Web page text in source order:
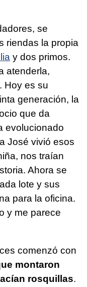
se
riendas la propia
y dos primos.
atenderla,
Hoy es su
generación, la
que da
evolucionado
José vivió esos
nos traían
Ahora se
lote y sus
para la oficina.
y me parece
comenzó con
montaron
rosquillas.